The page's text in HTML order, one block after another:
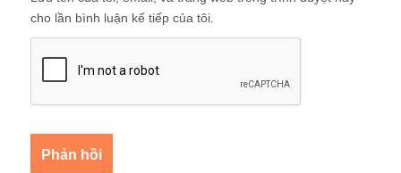
cho lần bình luận kế tiếp của tôi.